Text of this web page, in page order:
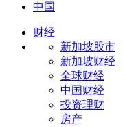
中国
财经
新加坡股市
新加坡财经
全球财经
中国财经
投资理财
房产